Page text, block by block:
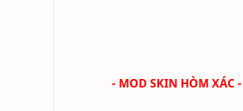
- MOD SKIN HÒM XÁC